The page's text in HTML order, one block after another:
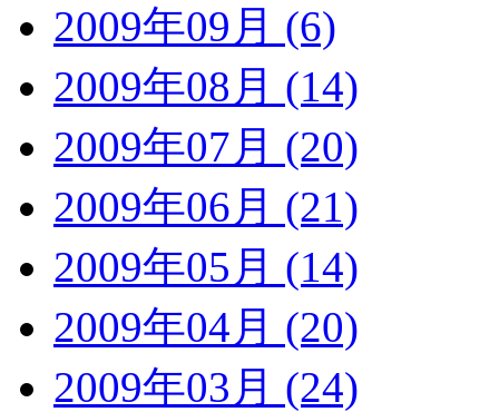
2009年09月 (6)
2009年08月 (14)
2009年07月 (20)
2009年06月 (21)
2009年05月 (14)
2009年04月 (20)
2009年03月 (24)